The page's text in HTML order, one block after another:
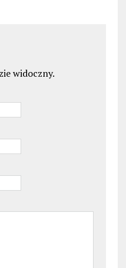
widoczny.